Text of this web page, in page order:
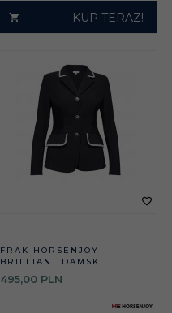
KUP TERAZ!
FRAK HORSENJOY
BRILLIANT DAMSKI
495,00 PLN